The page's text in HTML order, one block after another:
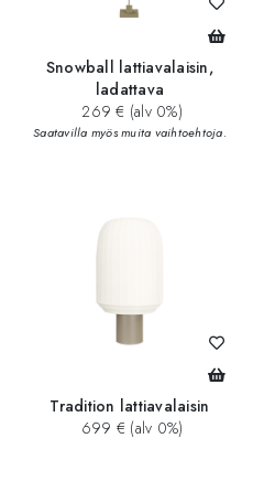
Snowball lattiavalaisin,
ladattava
269 € (alv 0%)
Saatavilla myös muita vaihtoehtoja.
Tradition lattiavalaisin
699 € (alv 0%)